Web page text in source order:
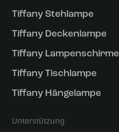
Tiffany Stehlampe
Tiffany Deckenlampe
Tiffany Lampenschirme
Tiffany Tischlampe
Tiffany Hängelampe
Unterstützung